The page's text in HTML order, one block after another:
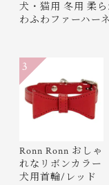
犬・猫用 冬用 柔
わふわファーハー
Ronn Ronn おしゃ
れなリボンカラー
犬用首輪/レッド
3